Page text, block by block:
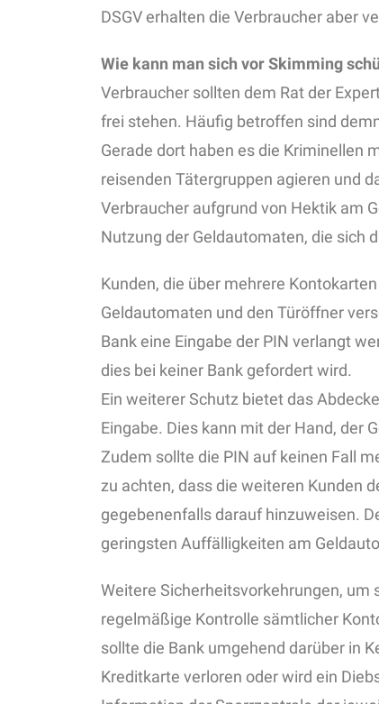
DSGV erhalten die Verbraucher aber
Wie kann man sich vor Skimming
Verbraucher sollten dem Rat der
frei stehen. Häufig betroffen sind
Gerade dort haben es die Kriminellen
reisenden Tätergruppen agieren und
Verbraucher aufgrund von Hektik am
Nutzung der Geldautomaten, die sich
Kunden, die über mehrere
Geldautomaten und den Türöffner
Bank eine Eingabe der PIN verlangt
dies bei keiner Bank gefordert wird.
Ein weiterer Schutz bietet das
Eingabe. Dies kann mit der Hand, der
Zudem sollte die PIN auf keinen Fall
zu achten, dass die weiteren Kunden
gegebenenfalls darauf hinzuweisen.
geringsten Auffälligkeiten am
Weitere Sicherheitsvorkehrungen, um
regelmäßige Kontrolle sämtlicher
sollte die Bank umgehend darüber in
Kreditkarte verloren oder wird ein